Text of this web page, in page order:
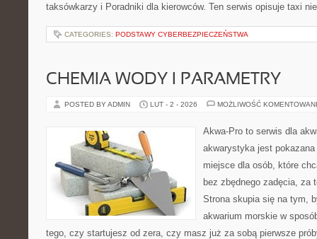
taksówkarzy i Poradniki dla kierowców. Ten serwis opisuje taxi
CATEGORIES: PODSTAWY CYBERBEZPIECZEŃSTWA
CHEMIA WODY I PARAMETRY
POSTED BY ADMIN LUT - 2 - 2026 MOŻLIWOŚĆ
Akwa-Pro to serwis dla
akwarystyka jest
miejsce dla osób, które
bez zbędnego zadęcia, za
Strona skupia się na tym,
akwarium morskie w
tego, czy startujesz od zera, czy masz już za sobą pierwsze